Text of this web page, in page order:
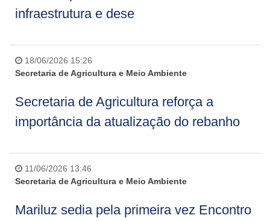
infraestrutura e dese
18/06/2026 15:26
Secretaria de Agricultura e Meio Ambiente
Secretaria de Agricultura reforça a
importância da atualização do rebanho
11/06/2026 13:46
Secretaria de Agricultura e Meio Ambiente
Mariluz sedia pela primeira vez Encontro